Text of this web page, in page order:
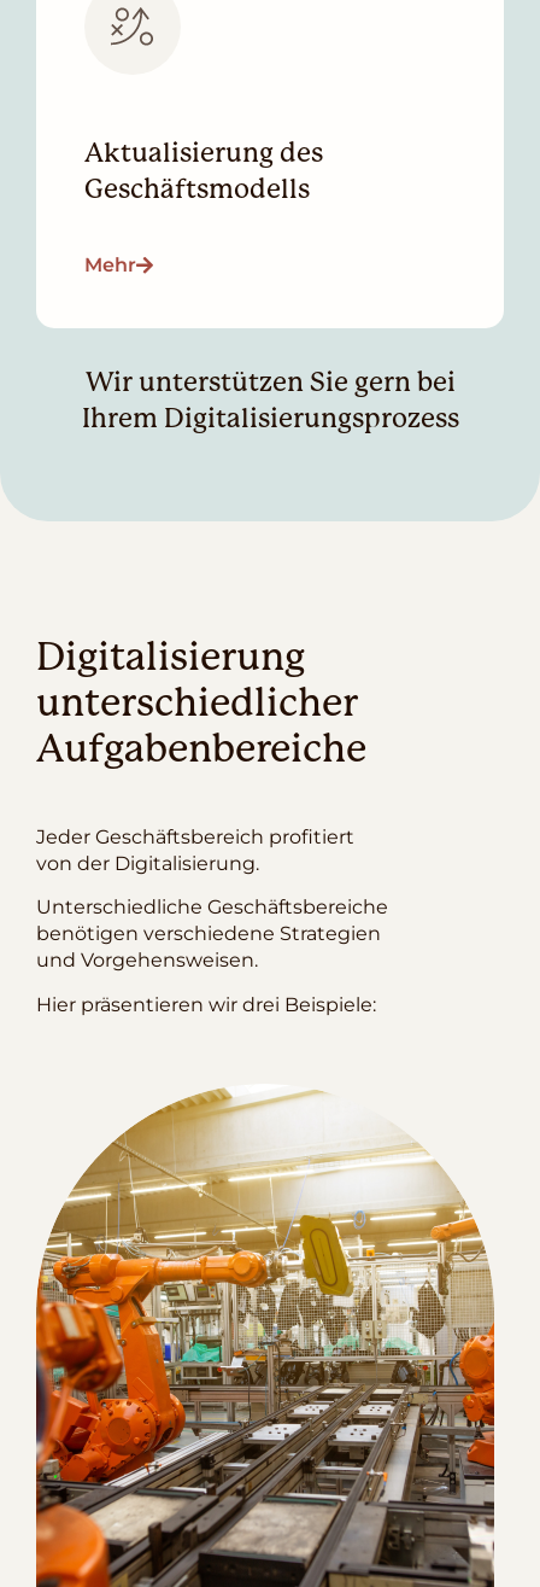
Aktualisierung des
Geschäftsmodells
Mehr
Wir unterstützen Sie gern bei
Ihrem Digitalisierungsprozess
Digitalisierung
unterschiedlicher
Aufgabenbereiche
Jeder Geschäftsbereich profitiert
von der Digitalisierung.
Unterschiedliche Geschäftsbereiche
benötigen verschiedene Strategien
und Vorgehensweisen.
Hier präsentieren wir drei Beispiele: